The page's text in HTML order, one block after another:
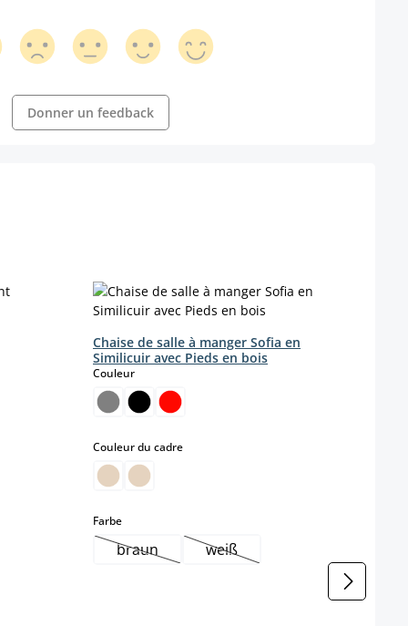
Donner un feedback
Chaise de salle à manger Sofia en
Similicuir avec Pieds en bois
Couleurselect
Couleur du cadreselect
Farbeselect
braun(Cette option n'est pas disponible pour le
weiß(Cette option n'est pas